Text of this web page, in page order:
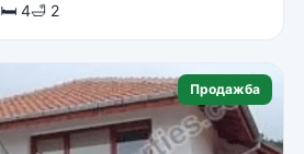
🛏 4🛁 2
Продажба